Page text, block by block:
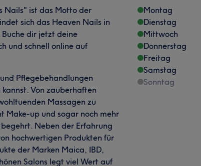
Nails" ist das Motto der
sich das Heaven Nails in
dir jetzt deine
und schnell online auf
Pflegebehandlungen
Von zauberhaften
Massagen zu
Make-up und sogar noch mehr
Neben der Erfahrung
hochwertigen Produkten für
der Marken Maica, IBD,
Salons legt viel Wert auf
Montag
Dienstag
Mittwoch
Donnerstag
Freitag
Samstag
Sonntag